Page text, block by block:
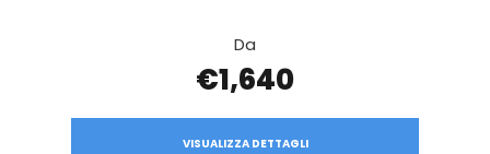
Da
€1,640
VISUALIZZA DETTAGLI